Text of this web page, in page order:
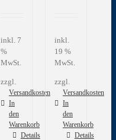
inkl. 7
%
MwSt.
zzgl.
Versandkosten
In
den
Warenkorb
Details
inkl.
19 %
MwSt.
zzgl.
Versandkosten
In
den
Warenkorb
Details